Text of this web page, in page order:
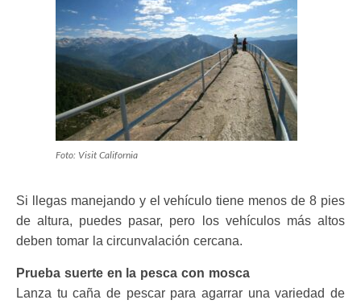
Foto: Visit California
Si llegas manejando y el vehículo tiene menos de 8 pies
de altura, puedes pasar, pero los vehículos más altos
deben tomar la circunvalación cercana.
Prueba suerte en la pesca con mosca
Lanza tu caña de pescar para agarrar una variedad de